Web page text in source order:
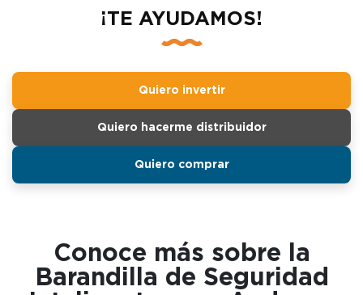
¡TE AYUDAMOS!
Quiero invertir
Quiero hacerme distribuidor
Quiero comprar
Conoce más sobre la
Barandilla de Seguridad